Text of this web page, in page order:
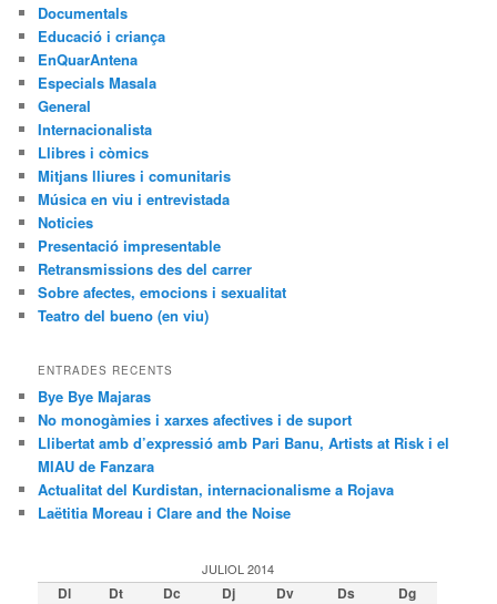
Documentals
Educació i criança
EnQuarAntena
Especials Masala
General
Internacionalista
Llibres i còmics
Mitjans lliures i comunitaris
Música en viu i entrevistada
Noticies
Presentació impresentable
Retransmissions des del carrer
Sobre afectes, emocions i sexualitat
Teatro del bueno (en viu)
ENTRADES RECENTS
Bye Bye Majaras
No monogàmies i xarxes afectives i de suport
Llibertat amb d’expressió amb Pari Banu, Artists at Risk i el
MIAU de Fanzara
Actualitat del Kurdistan, internacionalisme a Rojava
Laëtitia Moreau i Clare and the Noise
JULIOL 2014
Dl Dt Dc Dj Dv Ds Dg